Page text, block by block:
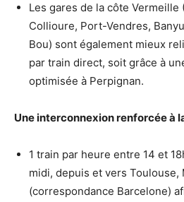
Les gares de la côte Vermeille
Collioure, Port-Vendres,
Bou) sont également mieux
par train direct, soit grâce à
optimisée à Perpignan.
Une interconnexion renforcée à
1 train par heure entre 14 et
midi, depuis et vers Toulouse,
(correspondance Barcelone)